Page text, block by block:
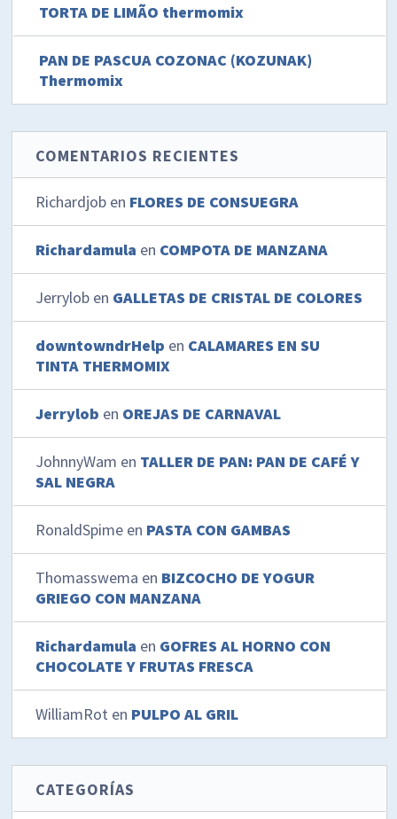
TORTA DE LIMÃO thermomix
PAN DE PASCUA COZONAC (KOZUNAK)
Thermomix
COMENTARIOS RECIENTES
Richardjob en FLORES DE CONSUEGRA
Richardamula en COMPOTA DE MANZANA
Jerrylob en GALLETAS DE CRISTAL DE COLORES
downtowndrHelp en CALAMARES EN SU
TINTA THERMOMIX
Jerrylob en OREJAS DE CARNAVAL
JohnnyWam en TALLER DE PAN: PAN DE CAFÉ Y
SAL NEGRA
RonaldSpime en PASTA CON GAMBAS
Thomasswema en BIZCOCHO DE YOGUR
GRIEGO CON MANZANA
Richardamula en GOFRES AL HORNO CON
CHOCOLATE Y FRUTAS FRESCA
WilliamRot en PULPO AL GRIL
CATEGORÍAS